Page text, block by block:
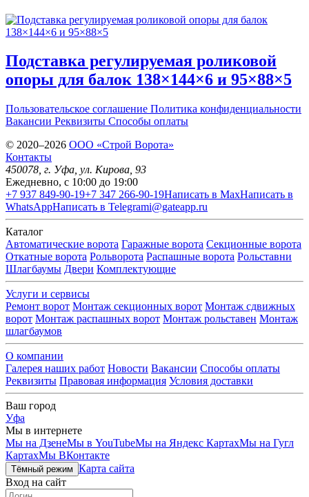
Подставка регулируемая роликовой
опоры для балок 138×144×6 и 95×88×5
Пользовательское соглашение Политика конфиденциальности
Вакансии Реквизиты Способы оплаты
© 2020–2026 OOO «Строй Ворота»
Контакты
450078 , г. Уфа ул. Кирова, 93
Ежедневно, с 10:00 до 19:00
+7 937 849-90-19+7 347 266-90-19Написать в MaxНаписать в
WhatsAppНаписать в Telegrami@gateapp.ru
Каталог
Автоматические ворота Гаражные ворота Секционные ворота
Откатные ворота Рольворота Распашные ворота Рольставни
Шлагбаумы Двери Комплектующие
Услуги и сервисы
Ремонт ворот Монтаж секционных ворот Монтаж сдвижных
ворот Монтаж распашных ворот Монтаж рольставен Монтаж
шлагбаумов
О компании
Галерея наших работ Новости Вакансии Способы оплаты
Реквизиты Правовая информация Условия доставки
Ваш город
Уфа
Мы в интернете
Мы на ДзенеМы в YouTubeМы на Яндекс КартахМы на Гугл
КартахМы ВКонтакте
Тёмный режим Карта сайта
Вход на сайт